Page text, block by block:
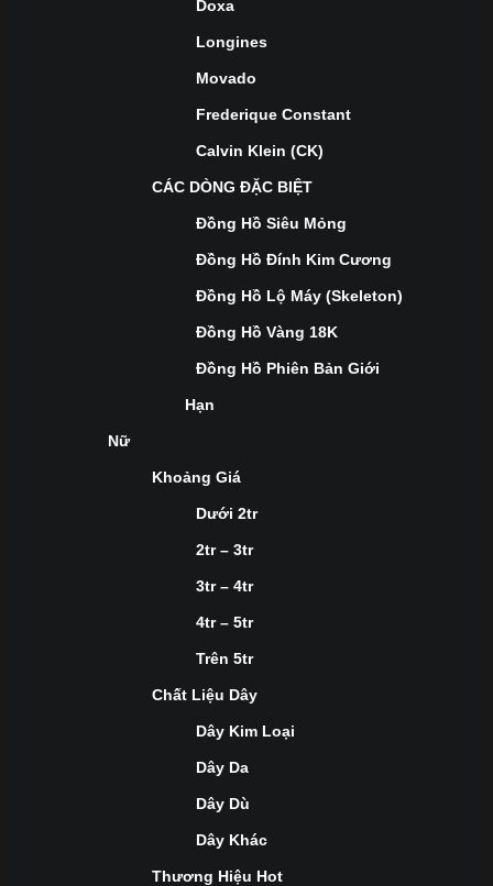
Doxa
Longines
Movado
Frederique Constant
Calvin Klein (CK)
CÁC DÒNG ĐẶC BIỆT
Đồng Hồ Siêu Mỏng
Đồng Hồ Đính Kim Cương
Đồng Hồ Lộ Máy (Skeleton)
Đồng Hồ Vàng 18K
Đồng Hồ Phiên Bản Giới
Hạn
Nữ
Khoảng Giá
Dưới 2tr
2tr – 3tr
3tr – 4tr
4tr – 5tr
Trên 5tr
Chất Liệu Dây
Dây Kim Loại
Dây Da
Dây Dù
Dây Khác
Thương Hiệu Hot